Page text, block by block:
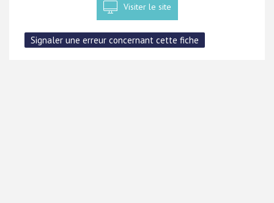
Visiter le site